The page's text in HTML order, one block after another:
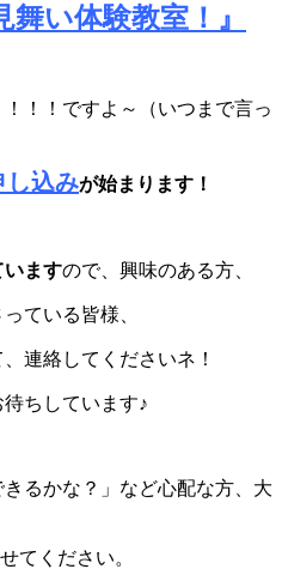
い体験教室！』
！！ですよ～（いつまで言っ
し込みが始まります！
いますので、興味のある方、
ている皆様、
連絡してくださいネ！
ちしています♪
るかな？」など心配な方、大
てください。